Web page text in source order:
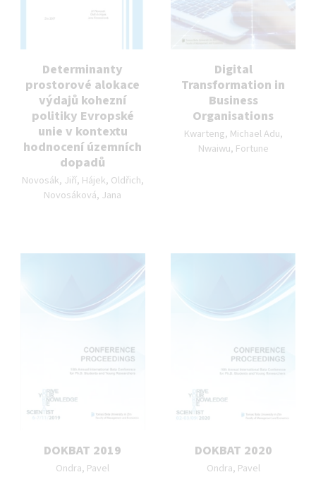
Determinanty
prostorové alokace
výdajů kohezní
politiky Evropské
unie v kontextu
hodnocení územních
dopadů
Autor publikace:
Novosák, Jiří, Hájek, Oldřich,
Novosáková, Jana
Digital
Transformation in
Business
Organisations
Autor publikace:
Kwarteng, Michael Adu,
Nwaiwu, Fortune
DOKBAT 2019
Autor publikace:
Ondra, Pavel
DOKBAT 2020
Autor publikace:
Ondra, Pavel